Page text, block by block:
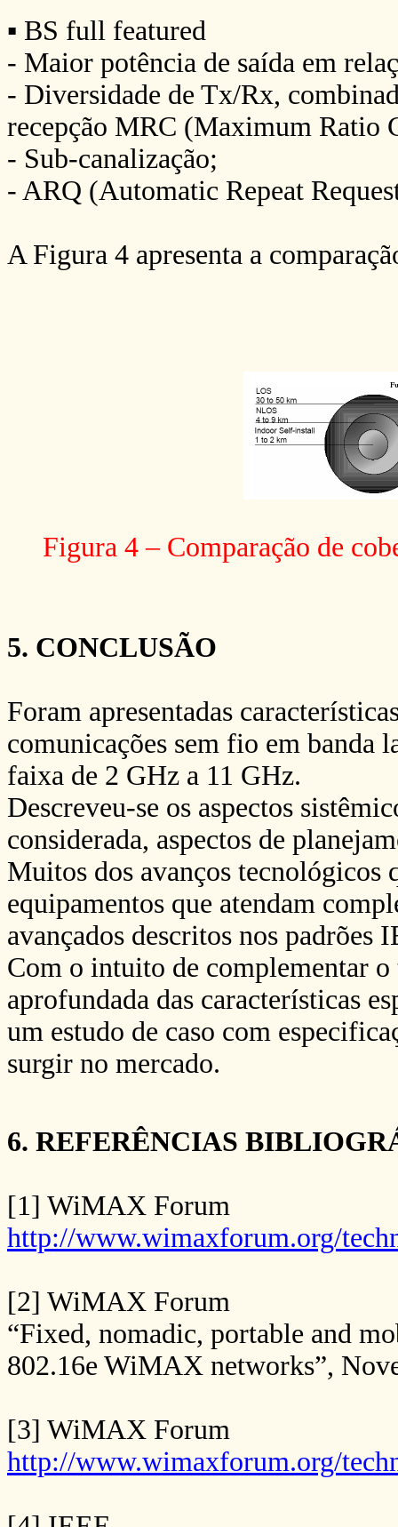
▪ BS full featured
- Maior potência de saída em
- Diversidade de Tx/Rx,
recepção MRC (Maximum Ratio
- Sub-canalização;
- ARQ (Automatic Repeat
A Figura 4 apresenta a
Figura 4 – Comparação de
5. CONCLUSÃO
Foram apresentadas
comunicações sem fio em
faixa de 2 GHz a 11 GHz.
Descreveu-se os aspectos
considerada, aspectos de
Muitos dos avanços tecnológicos
equipamentos que atendam
avançados descritos nos padrões
Com o intuito de complementar o
aprofundada das características
um estudo de caso com
surgir no mercado.
6. REFERÊNCIAS
[1] WiMAX Forum
http://www.wimaxforum.org/
[2] WiMAX Forum
“Fixed, nomadic, portable and
802.16e WiMAX networks”,
[3] WiMAX Forum
http://www.wimaxforum.org/